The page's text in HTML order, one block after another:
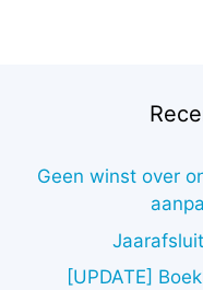
Geen winst over
[UPDATE]